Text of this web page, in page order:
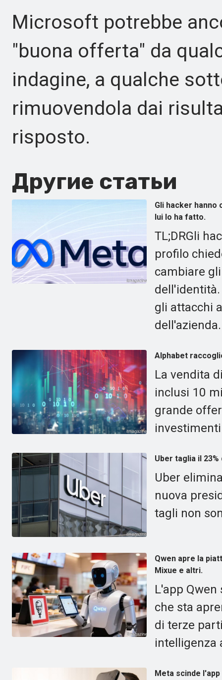
Microsoft potrebbe
"buona offerta" da
indagine, a qualche
rimuovendola dai
risposto.
Другие статьи
Gli hacker hanno
lui lo ha fatto.
TL;DRGli
profilo
cambiare
gli attacchi
dell'azienda.
Alphabet
La vendita
inclusi 10
grande
Uber taglia il
Uber
nuova
tagli non
Qwen apre la
Mixue e altri.
L'app
che sta
di terze
intelligenza
Meta scinde